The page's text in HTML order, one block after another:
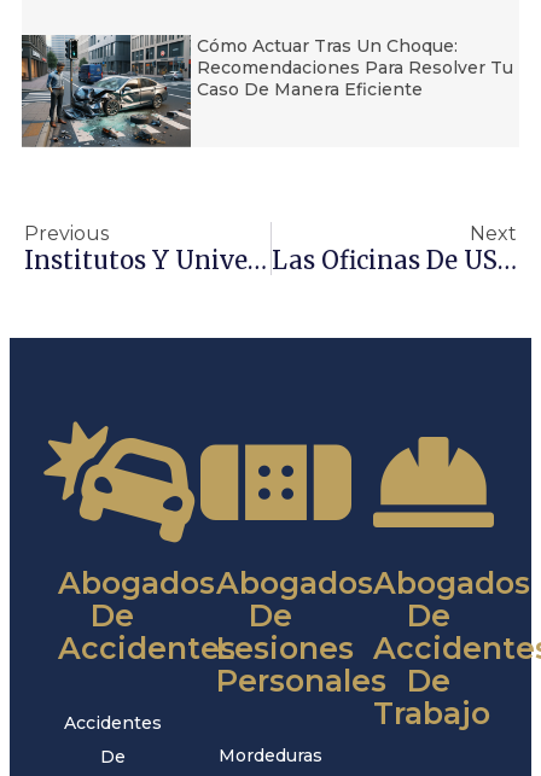
Cómo Actuar Tras Un Choque:
Recomendaciones Para Resolver Tu
Caso De Manera Eficiente
Previous
Institutos Y Universidades Dan Un Paso Al Frente Para Defender El Programa OPT
Next
Las Oficinas De USCIS Reabrirán El 4 De Junio
Abogados
De
Accidentes
Accidentes
De
Abogados
De
Lesiones
Personales
Mordeduras
Abogados
De
De
Trabajo